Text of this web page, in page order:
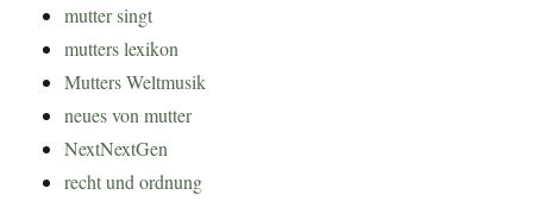
mutter singt
mutters lexikon
Mutters Weltmusik
neues von mutter
NextNextGen
recht und ordnung